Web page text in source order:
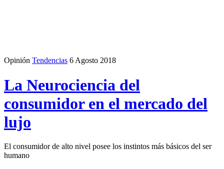
Opinión Tendencias 6 Agosto 2018
La Neurociencia del
consumidor en el mercado del
lujo
El consumidor de alto nivel posee los instintos más básicos del ser
humano